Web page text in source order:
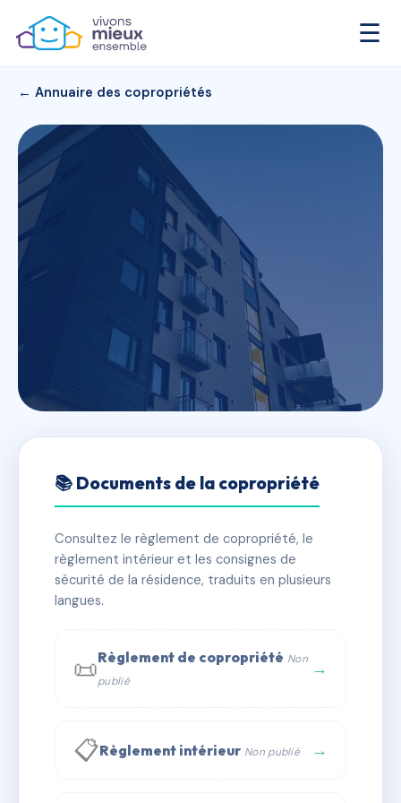
☰
← Annuaire des copropriétés
L'Or du Rhône
✓ Immatriculée 🏠 36 lots 🏗 1 bâtiment(s)
📞 Contacter Syndic Digital
📚 Documents de la copropriété
Consultez le règlement de copropriété, le
règlement intérieur et les consignes de
sécurité de la résidence, traduits en plusieurs
langues.
📜Règlement de copropriété Non
publié
→
📋Règlement intérieur Non publié →